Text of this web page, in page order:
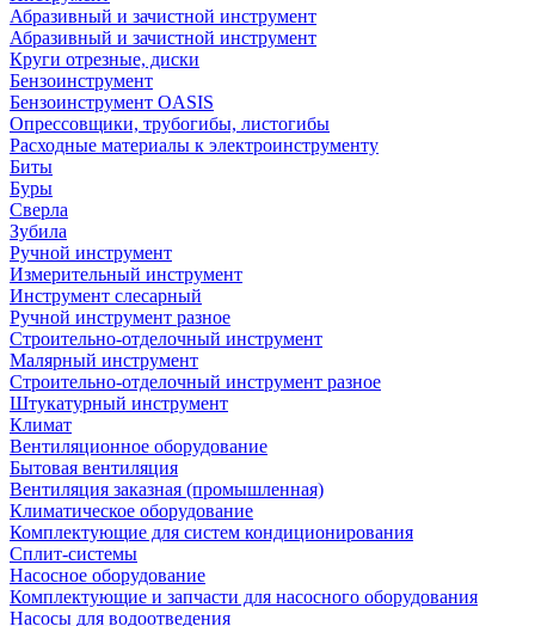
Абразивный и зачистной инструмент
Абразивный и зачистной инструмент
Круги отрезные, диски
Бензоинструмент
Бензоинструмент OASIS
Опрессовщики, трубогибы, листогибы
Расходные материалы к электроинструменту
Биты
Буры
Сверла
Зубила
Ручной инструмент
Измерительный инструмент
Инструмент слесарный
Ручной инструмент разное
Строительно-отделочный инструмент
Малярный инструмент
Строительно-отделочный инструмент разное
Штукатурный инструмент
Климат
Вентиляционное оборудование
Бытовая вентиляция
Вентиляция заказная (промышленная)
Климатическое оборудование
Комплектующие для систем кондиционирования
Сплит-системы
Насосное оборудование
Комплектующие и запчасти для насосного оборудования
Насосы для водоотведения